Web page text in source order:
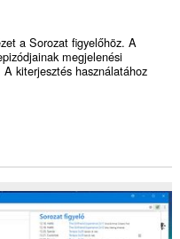
a Sorozat figyelőhöz. A
megjelenési
kiterjesztés használatához